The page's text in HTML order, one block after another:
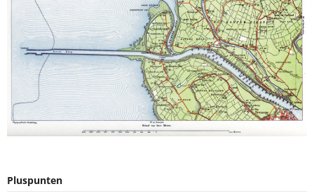
Pluspunten